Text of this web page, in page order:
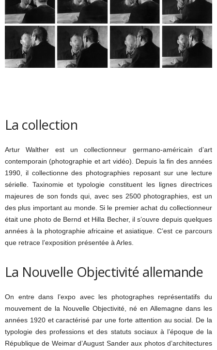
La collection
Artur Walther est un collectionneur germano-américain d’art
contemporain (photographie et art vidéo). Depuis la fin des années
1990, il collectionne des photographies reposant sur une lecture
sérielle. Taxinomie et typologie constituent les lignes directrices
majeures de son fonds qui, avec ses 2500 photographies, est un
des plus important au monde. Si le premier achat du collectionneur
était une photo de Bernd et Hilla Becher, il s’ouvre depuis quelques
années à la photographie africaine et asiatique. C’est ce parcours
que retrace l’exposition présentée à Arles.
La Nouvelle Objectivité allemande
On entre dans l’expo avec les photographes représentatifs du
mouvement de la Nouvelle Objectivité, né en Allemagne dans les
années 1920 et caractérisé par une forte attention au social. De la
typologie des professions et des statuts sociaux à l’époque de la
République de Weimar d’August Sander aux photos d’architectures